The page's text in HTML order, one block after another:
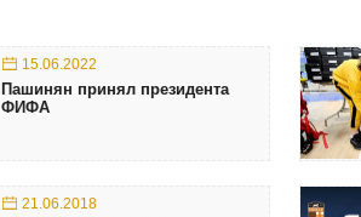
15.06.2022
Пашинян принял президента
ФИФА
21.06.2018